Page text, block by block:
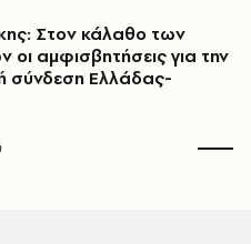
Στον κάλαθο των
οι αμφισβητήσεις για την
σύνδεση Ελλάδας-